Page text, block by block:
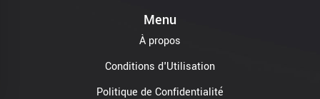
Menu
À propos
Conditions d'Utilisation
Politique de Confidentialité